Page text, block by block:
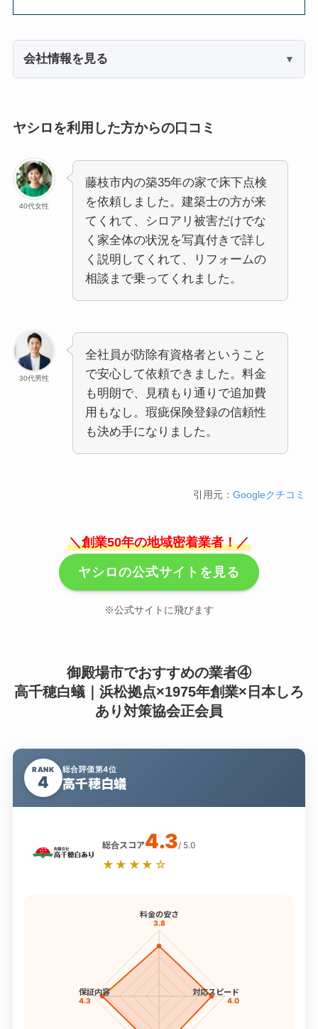
会社情報を見る
ヤシロを利用した方からの口コミ
40代女性
藤枝市内の築35年の家で床下点検
を依頼しました。建築士の方が来
てくれて、シロアリ被害だけでな
く家全体の状況を写真付きで詳し
く説明してくれて、リフォームの
相談まで乗ってくれました。
30代男性
全社員が防除有資格者ということ
で安心して依頼できました。料金
も明朗で、見積もり通りで追加費
用もなし。瑕疵保険登録の信頼性
も決め手になりました。
引用元：Googleクチコミ
＼創業50年の地域密着業者！／
ヤシロの公式サイトを見る
※公式サイトに飛びます
御殿場市でおすすめの業者④
高千穂白蟻｜浜松拠点×1975年創業×日本しろ
あり対策協会正会員
RANK
4
総合評価第4位
高千穂白蟻
総合スコア4.3/ 5.0
★★★★☆
料金の安さ
3.8
対応スピード
4.0
保証内容
4.3